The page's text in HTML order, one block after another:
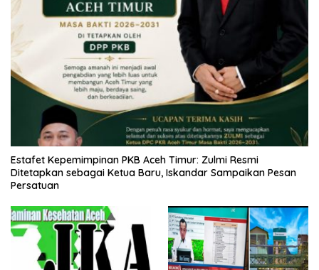
Estafet Kepemimpinan PKB Aceh Timur: Zulmi Resmi
Ditetapkan sebagai Ketua Baru, Iskandar Sampaikan Pesan
Persatuan